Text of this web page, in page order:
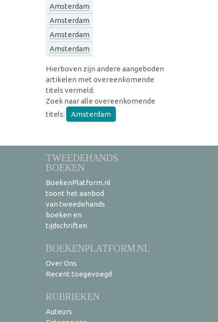
Amsterdam
Amsterdam
Amsterdam
Amsterdam
Hierboven zijn andere aangeboden
artikelen met overeenkomende
titels vermeld.
Zoek naar alle overeenkomende
titels:
Amsterdam
TWEEDEHANDS
BOEKEN
BoekenPlatform.nl
toont het aanbod
van tweedehands
boeken en
tijdschriften
BOEKENPLATFORM.NL
Over Ons
Recent toegevoegd
RUBRIEKEN
Auteurs